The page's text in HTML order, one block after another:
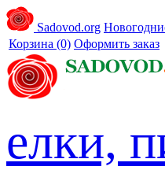
Sadovod.org
Корзина (0) Оформить заказ
елки,